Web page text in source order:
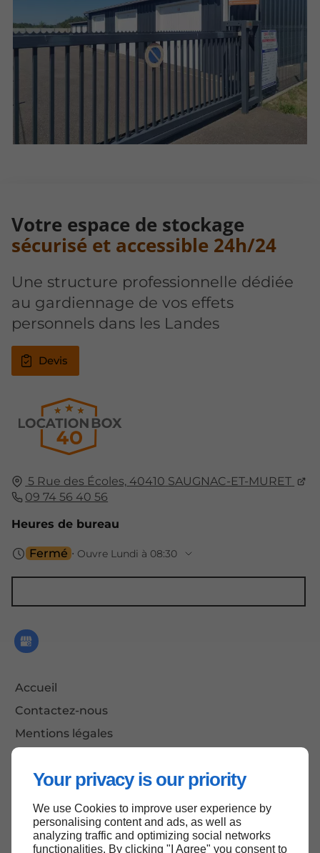
Your privacy is our priority
We use Cookies to improve user experience by
personalising content and ads, as well as
analyzing traffic and optimizing social networks
functionalities. By clicking "I Agree" you consent to
5 Rue des Écoles, 40410 SAUGNAC-ET-MURET
09 74 56 40 56
Heures de bureau
Fermé ⋅ Ouvre Lundi à 08:30
Accueil
Contactez-nous
Mentions légales
Votre espace de stockage
sécurisé et accessible 24h/24
Une structure professionnelle dédiée
au gardiennage de vos effets
personnels dans les Landes
Devis
Haut de page